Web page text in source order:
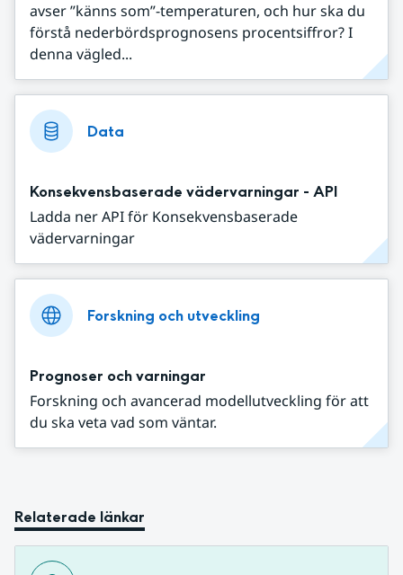
avser ”känns som”-temperaturen, och hur ska du
förstå nederbördsprognosens procentsiffror? I
denna vägled...
Data
Konsekvensbaserade vädervarningar - API
Ladda ner API för Konsekvensbaserade
vädervarningar
Forskning och utveckling
Prognoser och varningar
Forskning och avancerad modellutveckling för att
du ska veta vad som väntar.
Relaterade länkar